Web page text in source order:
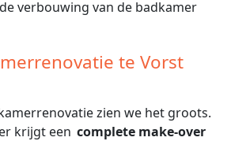
verbouwing van de badkamer
te Vorst
zien we het groots.
krijgt een complete make-over